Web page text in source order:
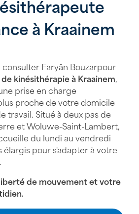
à Kraainem
consulter Faryân Bouzarpour
kinésithérapie à Kraainem,
prise en charge
proche de votre domicile
travail. Situé à deux pas de
et Woluwe-Saint-Lambert,
du lundi au vendredi
élargis pour s'adapter à votre
de mouvement et votre